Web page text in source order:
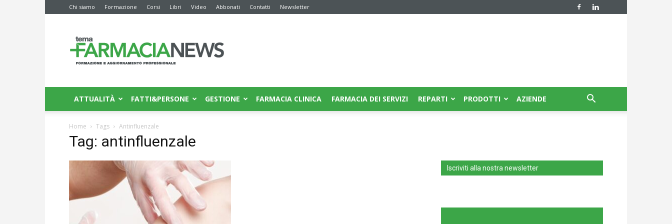
Chi siamo Formazione Corsi Libri Video Abbonati Contatti Newsletter
News
ATTUALITÀ FATTI&PERSONE GESTIONE FARMACIA CLINICA FARMACIA DEI SERVIZI REPARTI PRODOTTI AZIENDE
Home Tags Antinfluenzale
Tag: antinfluenzale
Iscriviti alla nostra newsletter